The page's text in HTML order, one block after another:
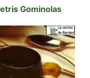
Gominolas